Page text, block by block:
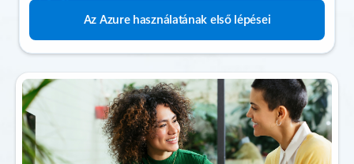
Az Azure használatának első lépései